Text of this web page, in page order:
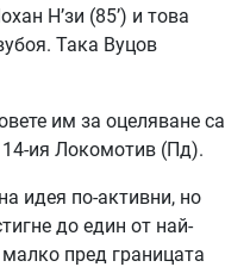
Н’зи (85’) и това
Така Вуцов
им за оцеляване са
14-ия Локомотив (Пд).
идея по-активни, но
до един от най-
пред границата